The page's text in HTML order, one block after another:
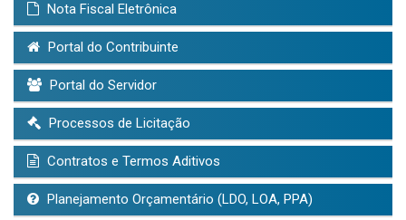
Nota Fiscal Eletrônica
Portal do Contribuinte
Portal do Servidor
Processos de Licitação
Contratos e Termos Aditivos
Planejamento Orçamentário (LDO, LOA, PPA)